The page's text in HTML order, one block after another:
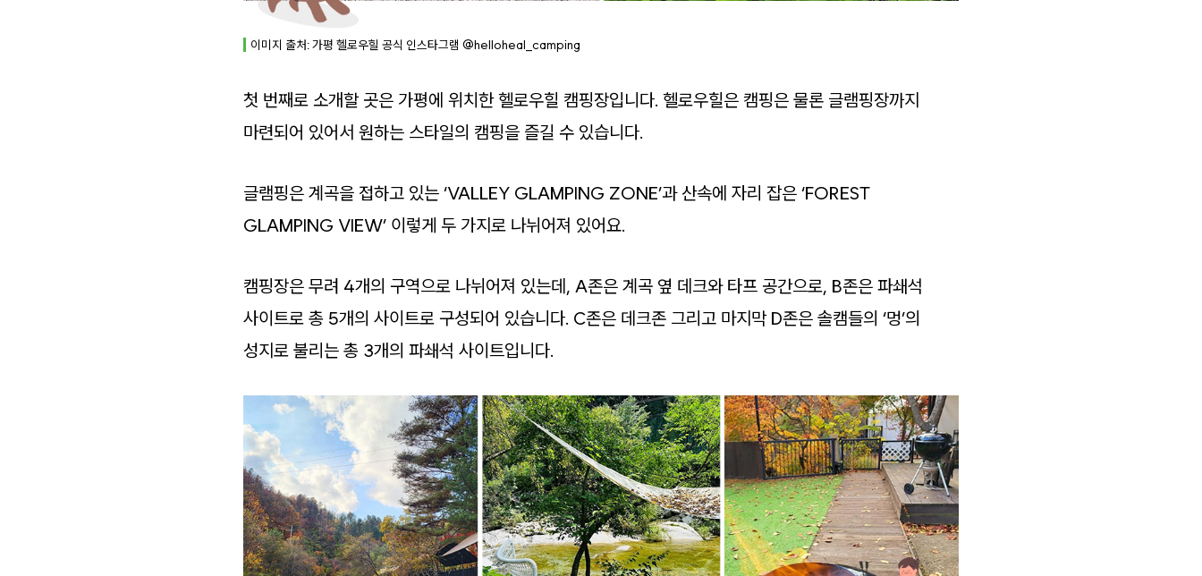
이미지 출처: 가평 헬로우힐 공식 인스타그램 @helloheal_camping
첫 번째로 소개할 곳은 가평에 위치한 헬로우힐 캠핑장입니다. 헬로우힐은 캠핑은 물론 글램핑장까지
마련되어 있어서 원하는 스타일의 캠핑을 즐길 수 있습니다.
글램핑은 계곡을 접하고 있는 ‘VALLEY GLAMPING ZONE’과 산속에 자리 잡은 ‘FOREST
GLAMPING VIEW’ 이렇게 두 가지로 나뉘어져 있어요.
캠핑장은 무려 4개의 구역으로 나뉘어져 있는데, A존은 계곡 옆 데크와 타프 공간으로, B존은 파쇄석
사이트로 총 5개의 사이트로 구성되어 있습니다. C존은 데크존 그리고 마지막 D존은 솔캠들의 ‘멍’의
성지로 불리는 총 3개의 파쇄석 사이트입니다.